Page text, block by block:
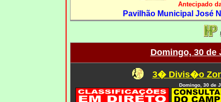
Antecipado
Pavilhão Municipal José
Domingo, 30 de
3� Divis�o
Domingo, 30 de